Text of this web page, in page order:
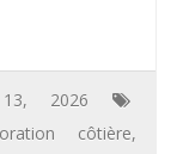
2026
côtière,